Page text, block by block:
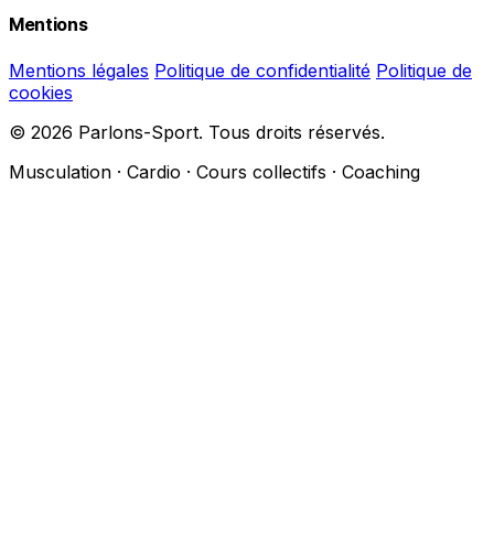
Mentions
Mentions légales Politique de confidentialité Politique de
cookies
© 2026 Parlons-Sport. Tous droits réservés.
Musculation · Cardio · Cours collectifs · Coaching